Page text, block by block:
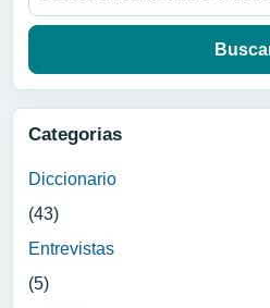
Categorias
Diccionario
(43)
Entrevistas
(5)